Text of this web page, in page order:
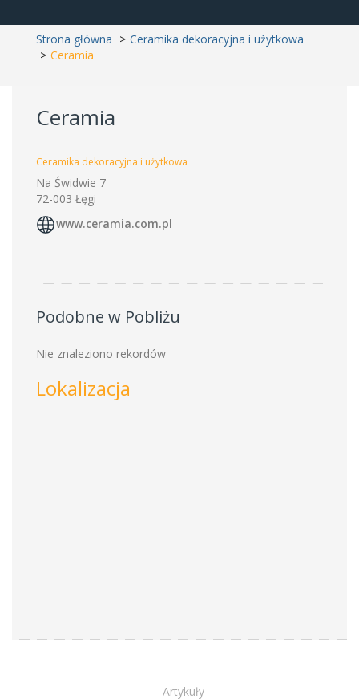
Strona główna
Ceramika dekoracyjna i użytkowa
Ceramia
Ceramia
Ceramika dekoracyjna i użytkowa
Na Świdwie 7
72-003 Łęgi
www.ceramia.com.pl
Podobne w Pobliżu
Nie znaleziono rekordów
Lokalizacja
Artykuły